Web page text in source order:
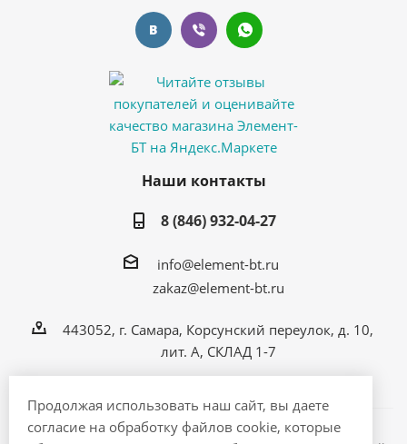
Продолжая использовать наш сайт, вы даете
согласие на обработку файлов cookie, которые
Наши контакты
8 (846) 932-04-27
info@element-bt.ru
zakaz@element-bt.ru
443052, г. Самара, Корсунский переулок, д. 10,
лит. А, СКЛАД 1-7